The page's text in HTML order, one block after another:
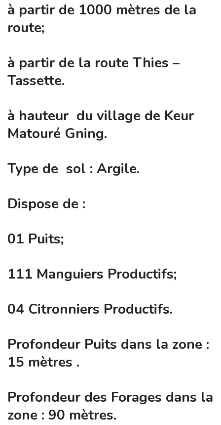
à partir de 1000 mètres de la
route;
à partir de la route Thies –
Tassette.
à hauteur du village de Keur
Matouré Gning.
Type de sol : Argile.
Dispose de :
01 Puits;
111 Manguiers Productifs;
04 Citronniers Productifs.
Profondeur Puits dans la zone :
15 mètres .
Profondeur des Forages dans la
zone : 90 mètres.